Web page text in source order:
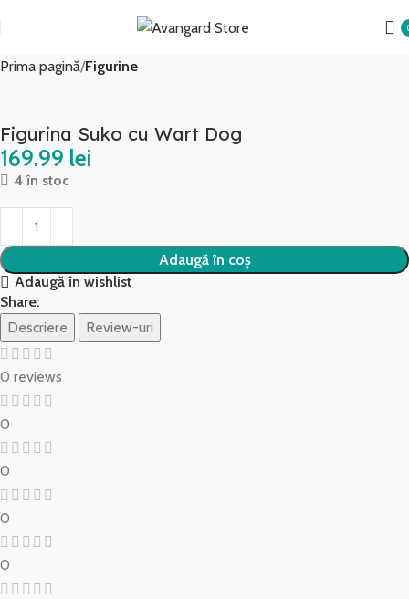
Prima pagină Figurine
Figurina Suko cu Wart Dog
lei
4 în stoc
Adaugă în coș
Adaugă în wishlist
Share:
Descriere
Review-uri
0 reviews
0
0
0
0